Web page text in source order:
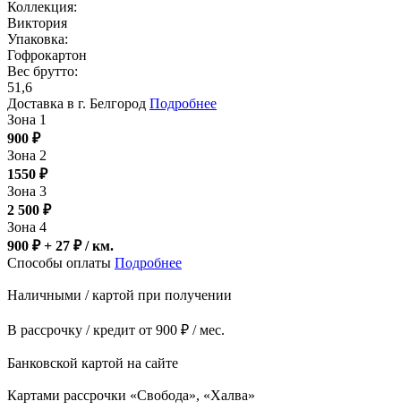
Коллекция:
Виктория
Упаковка:
Гофрокартон
Вес брутто:
51,6
Доставка в г. Белгород Подробнее
Зона 1
900 ₽
Зона 2
1550 ₽
Зона 3
2 500 ₽
Зона 4
900 ₽ + 27 ₽/ км.
Способы оплаты Подробнее
Наличными / картой при получении
В рассрочку / кредит от 900 ₽ / мес.
Банковской картой на сайте
Картами рассрочки «Свобода», «Халва»